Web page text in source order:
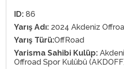
ID: 86
Yarış Adı: 2024 Akdeniz
Yarış Türü:OffRoad
Yarisma Sahibi Kulüp:
Offroad Spor Kulübü